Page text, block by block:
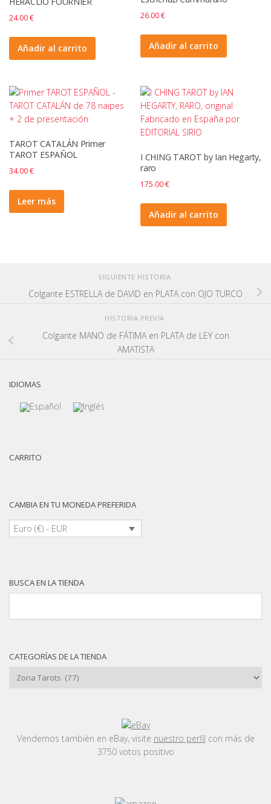
24.00€
Añadir al carrito
26.00€
Añadir al carrito
TAROT CATALÁN Primer
TAROT ESPAÑOL
34.00€
Leer más
I CHING TAROT by Ian Hegarty,
raro
175.00€
Añadir al carrito
SIGUIENTE HISTORIA
Colgante ESTRELLA de DAVID en PLATA con OJO TURCO
HISTORIA PREVIA
Colgante MANO de FÁTIMA en PLATA de LEY con
AMATISTA
IDIOMAS
CARRITO
CAMBIA EN TU MONEDA PREFERIDA
Euro (€) - EUR
BUSCA EN LA TIENDA
CATEGORÍAS DE LA TIENDA
Vendemos también en eBay, visite nuestro perfil con más de
3750 votos positivo